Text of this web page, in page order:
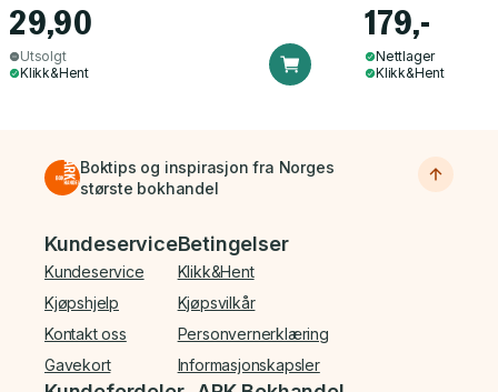
29,90
Utsolgt
Klikk&Hent
179,-
Nettlager
Klikk&Hent
Boktips og inspirasjon fra Norges
største bokhandel
Bunnmeny
Kundeservice
Kundeservice
Kjøpshjelp
Kontakt oss
Gavekort
Betingelser
Klikk&Hent
Kjøpsvilkår
Personvernerklæring
Informasjonskapsler